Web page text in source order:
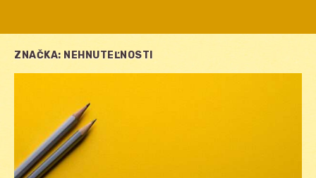
ZNAČKA: NEHNUTEĽNOSTI